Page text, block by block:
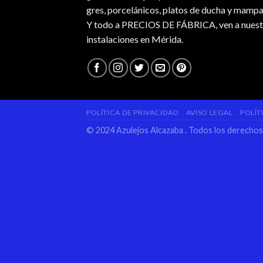
gres, porcelánicos, platos de ducha y
Y todo a PRECIOS DE FÁBRICA, ven a
instalaciones en Mérida.
POLÍTICA DE PRIVACIDAD AVISO LEGAL
© 2024 Azulejos Alcazaba . Todos los